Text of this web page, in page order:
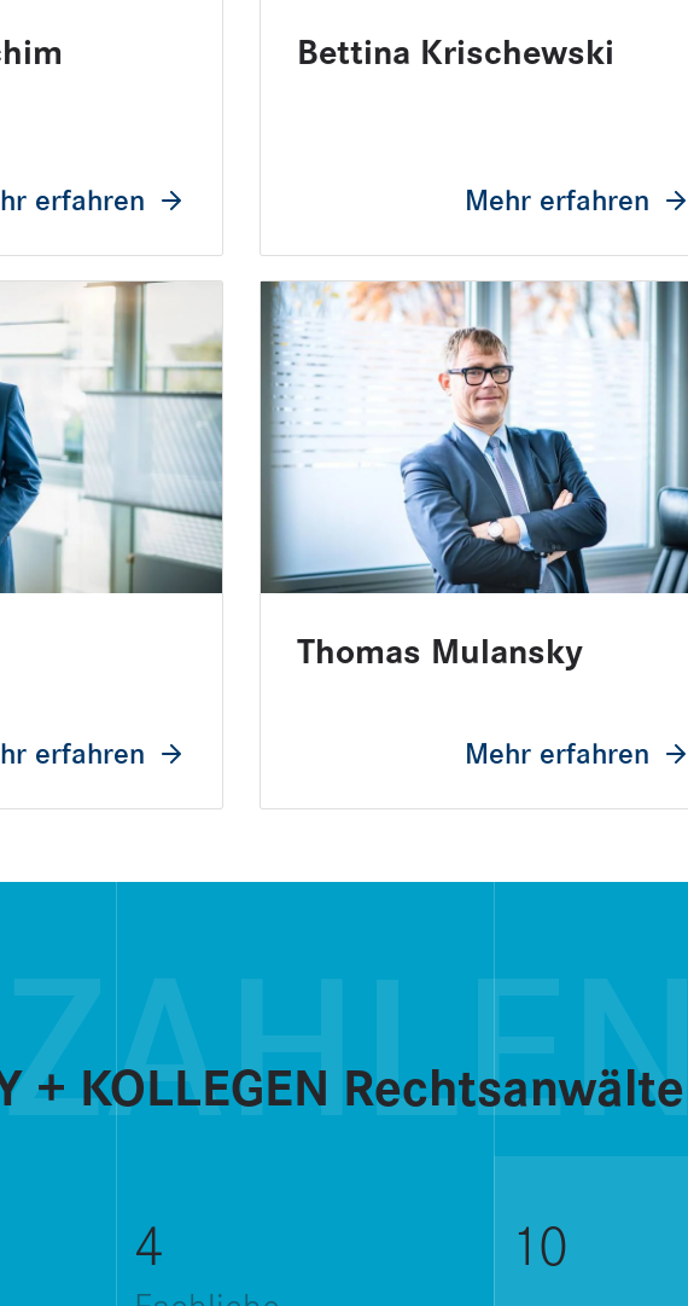
erfahren
Bettina Krischewski
Mehr erfahren
erfahren
Thomas Mulansky
Mehr erfahren
+ KOLLEGEN Rechtsanwälte
4 10